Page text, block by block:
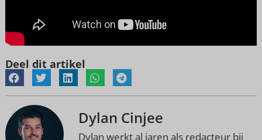
Deel dit artikel
Dylan Cinjee
Dylan werkt al jaren als redacteur bij